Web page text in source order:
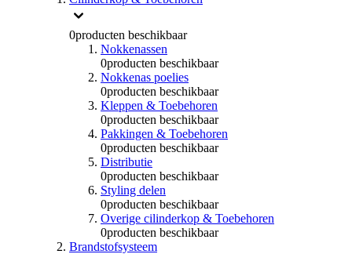
0producten beschikbaar
Nokkenassen
0producten beschikbaar
Nokkenas poelies
0producten beschikbaar
Kleppen & Toebehoren
0producten beschikbaar
Pakkingen & Toebehoren
0producten beschikbaar
Distributie
0producten beschikbaar
Styling delen
0producten beschikbaar
Overige cilinderkop & Toebehoren
0producten beschikbaar
Brandstofsysteem